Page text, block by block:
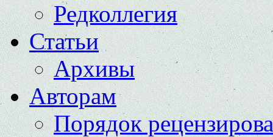
Редколлегия
Статьи
Архивы
Авторам
Порядок